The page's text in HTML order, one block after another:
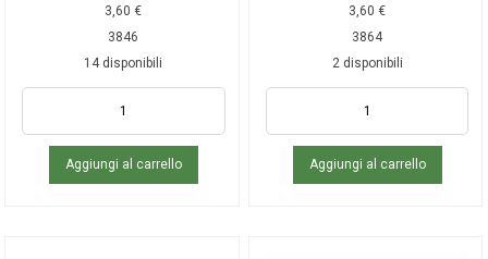
3,60€
3846
14 disponibili
Aggiungi al carrello
3,60€
3864
2 disponibili
Aggiungi al carrello